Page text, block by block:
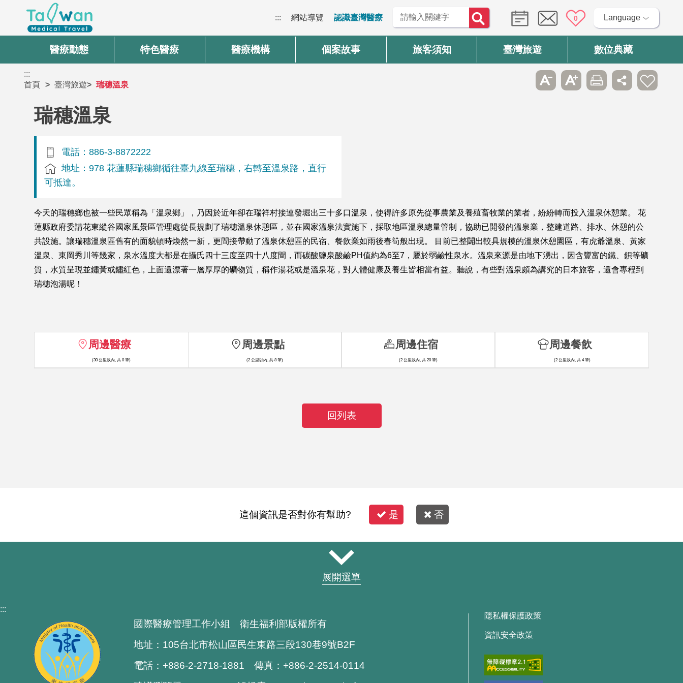
::: 網站導覽 認識臺灣醫療 0 Language
醫療動態 特色醫療 醫療機構 個案故事 旅客須知 臺灣旅遊 數位典藏
:::
首頁
臺灣旅遊 瑞穗溫泉
瑞穗溫泉
電話：886-3-8872222
地址：978 花蓮縣瑞穗鄉循往臺九線至瑞穗，右轉至溫泉路，直行
可抵達。
今天的瑞穗鄉也被一些民眾稱為「溫泉鄉」，乃因於近年卻在瑞祥村接連發堀出三十多口溫泉，使得許多原先從事農業及養殖畜牧業的業者，紛紛轉而投入溫泉休憩業。 花
蓮縣政府委請花東縱谷國家風景區管理處從長規劃了瑞穗溫泉休憩區，並在國家溫泉法實施下，採取地區溫泉總量管制，協助已開發的溫泉業，整建道路、排水、休憩的公
共設施。讓瑞穗溫泉區舊有的面貌頓時煥然一新，更間接帶動了溫泉休憩區的民宿、餐飲業如雨後春筍般出現。 目前已整闢出較具規模的溫泉休憩園區，有虎爺溫泉、黃家
溫泉、東岡秀川等幾家，泉水溫度大都是在攝氏四十三度至四十八度間，而碳酸鹽泉酸鹼PH值約為6至7，屬於弱鹼性泉水。溫泉來源是由地下湧出，因含豐富的鐵、鋇等礦
質，水質呈現並鏽黃或鏽紅色，上面還漂著一層厚厚的礦物質，稱作湯花或是溫泉花，對人體健康及養生皆相當有益。聽說，有些對溫泉頗為講究的日本旅客，還會專程到
瑞穗泡湯呢！
周邊醫療
(30 公里以內, 共 0 筆)
周邊景點
(2 公里以內, 共 8 筆)
周邊住宿
(2 公里以內, 共 20 筆)
周邊餐飲
(2 公里以內, 共 4 筆)
回列表
這個資訊是否對你有幫助? 是 否
展開選單
:::
國際醫療管理工作小組 衛生福利部版權所有
地址：105台北市松山區民生東路三段130巷9號B2F
電話：+886-2-2718-1881 傳真：+886-2-2514-0114
隱私權保護政策
資訊安全政策